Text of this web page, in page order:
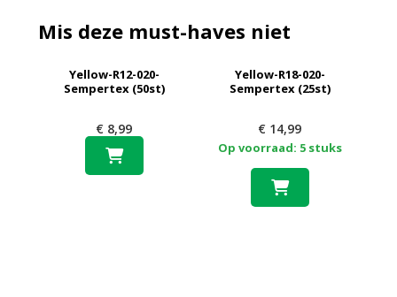
Mis deze must-haves niet
Yellow-R12-020-
Sempertex (50st)
€ 8,99
Yellow-R18-020-
Sempertex (25st)
€ 14,99
Op voorraad: 5 stuks